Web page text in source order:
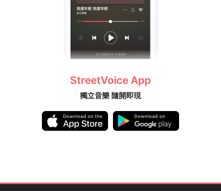
StreetVoice App
獨立音樂 隨開即現